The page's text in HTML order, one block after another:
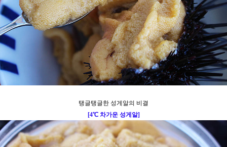
탱글탱글한 성게알의 비결
[4℃ 차가운 성게알]